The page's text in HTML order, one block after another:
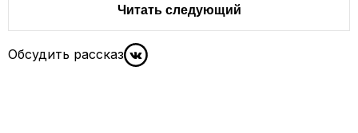
Читать следующий
Обсудить рассказ